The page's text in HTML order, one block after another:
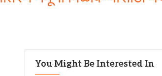
You Might Be Interested In